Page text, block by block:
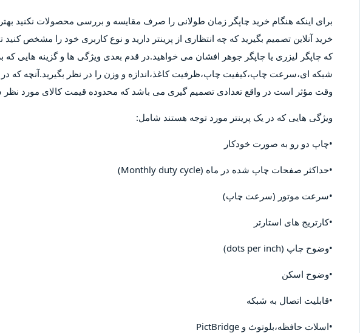
برای اینکه هنگام خرید چاپگر زمان طولانی را صرف مقایسه و بررسی محصولات نکنید
خرید آنلاین تصمیم بگیرید که چه انتظاری از پرینتر دارید و نوع کاربری خود را مشخص
که چاپگر لیزری یا چاپگر جوهر افشان می خواهید.در قدم بعدی ویژگی ها و گزینه هایی که
شبکه ای،سرعت چاپ،کیفیت چاپ،ظرفیت کاغذ،اندازه و وزن را در نظر بگیرید.آنچه که در
وقت مؤثر است در واقع تعدادی تصمیم گیری می باشد که محدوده قیمت کالای مورد نظر
ویژگی هایی که در یک پرینتر مورد توجه هستند شامل:
•چاپ دو رو به صورت خودکار
•حداکثر صفحات چاپ شده در ماه (Monthly duty cycle)
•سرعت موتور (سرعت چاپ)
•کارتریج های استارتر
•وضوح چاپ (dots per inch)
•وضوح اسکن
•قابلیت اتصال به شبکه
•اسلات حافظه،بلوتوث و PictBridge